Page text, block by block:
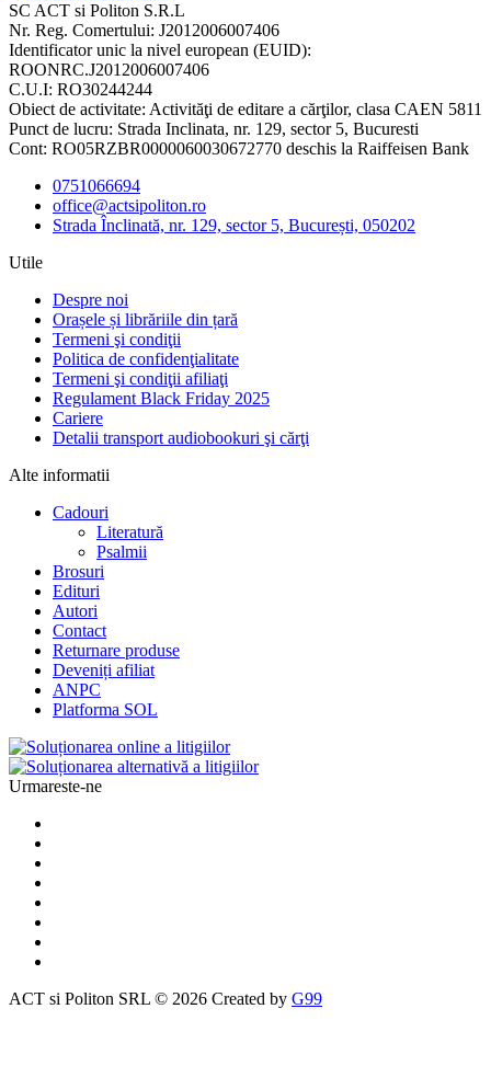
SC ACT si Politon S.R.L
Nr. Reg. Comertului: J2012006007406
Identificator unic la nivel european (EUID):
ROONRC.J2012006007406
C.U.I: RO30244244
Obiect de activitate: Activităţi de editare a cărţilor, clasa CAEN 5811
Punct de lucru: Strada Inclinata, nr. 129, sector 5, Bucuresti
Cont: RO05RZBR0000060030672770 deschis la Raiffeisen Bank
0751066694
office@actsipoliton.ro
Strada Înclinată, nr. 129, sector 5, București, 050202
Utile
Despre noi
Orașele și librăriile din țară
Termeni şi condiţii
Politica de confidenţialitate
Termeni şi condiţii afiliaţi
Regulament Black Friday 2025
Cariere
Detalii transport audiobookuri şi cărţi
Alte informatii
Cadouri
Literatură
Psalmii
Brosuri
Edituri
Autori
Contact
Returnare produse
Deveniți afiliat
ANPC
Platforma SOL
Urmareste-ne
ACT si Politon SRL © 2026 Created by G99